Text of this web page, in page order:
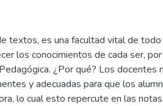
textos, es una facultad vital de
los conocimientos de cada ser,
¿Por qué? Los docentes
y adecuadas para que los
lo cual esto repercute en las